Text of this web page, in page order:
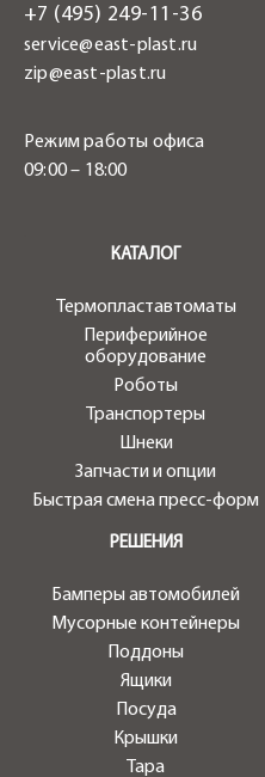
+7 (495) 249-11-36
service@east-plast.ru
zip@east-plast.ru
Режим работы офиса
09:00 – 18:00
КАТАЛОГ
Термопластавтоматы
Периферийное
оборудование
Роботы
Транспортеры
Шнеки
Запчасти и опции
Быстрая смена пресс-форм
РЕШЕНИЯ
Бамперы автомобилей
Мусорные контейнеры
Поддоны
Ящики
Посуда
Крышки
Тара